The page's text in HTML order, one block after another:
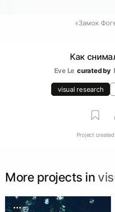
«Замок
Как
Eve Le curated by
visual research
Project
More projects in